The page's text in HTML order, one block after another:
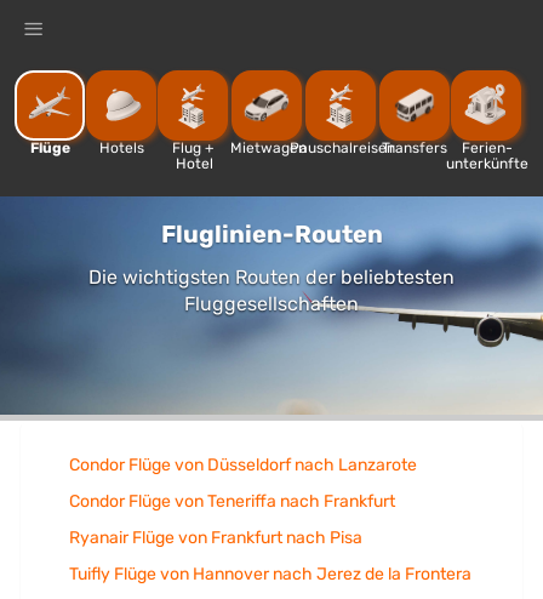
%
Flüge Hotels
Flug +
Hotel
MietwagenPauschalreisenTransfers
Ferien-
unterkünfte
Fluglinien-Routen
Die wichtigsten Routen der beliebtesten
Fluggesellschaften
Condor Flüge von Düsseldorf nach Lanzarote
Condor Flüge von Teneriffa nach Frankfurt
Ryanair Flüge von Frankfurt nach Pisa
Tuifly Flüge von Hannover nach Jerez de la Frontera